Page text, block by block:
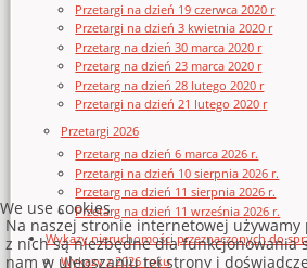
Przetargi na dzień 19 czerwca 2020 r
Przetargi na dzień 3 kwietnia 2020 r
Przetarg na dzień 30 marca 2020 r
Przetarg na dzień 23 marca 2020 r
Przetarg na dzień 28 lutego 2020 r
Przetargi na dzień 21 lutego 2020 r
Przetargi 2026
Przetarg na dzień 6 marca 2026 r.
Przetargi na dzień 10 sierpnia 2026 r.
Przetarg na dzień 11 sierpnia 2026 r.
Przetarg na dzień 11 września 2026 r.
Wykazy nieruchomości przeznaczonych do
Wykazy z 2026 roku
We use cookies
Na naszej stronie internetowej używamy
z nich są niezbędne dla funkcjonowania
nam w ulepszaniu tej strony i